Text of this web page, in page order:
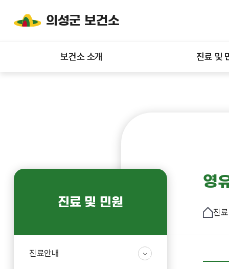
의성군 보건소
보건소 소개 진료 및
진료 및 민원
진료안내
영
진